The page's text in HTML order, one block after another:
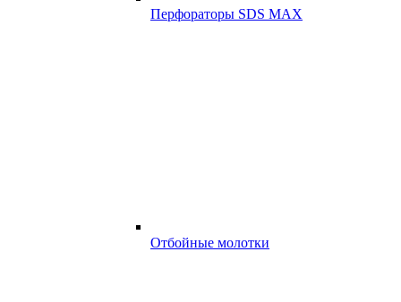
Перфораторы SDS MAX
Отбойные молотки